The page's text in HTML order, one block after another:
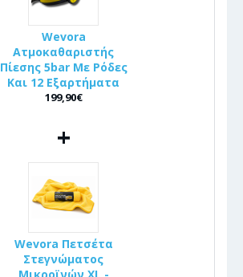
Wevora
Ατμοκαθαριστής
Πίεσης 5bar Με Ρόδες
Και 12 Εξαρτήματα
199,90€
+
Wevora Πετσέτα
Στεγνώματος